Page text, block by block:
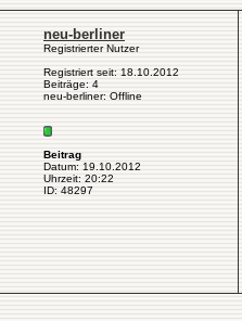
neu-berliner
Registrierter Nutzer
Registriert seit: 18.10.2012
Beiträge: 4
neu-berliner: Offline
Beitrag
Datum: 19.10.2012
Uhrzeit: 20:22
ID: 48297